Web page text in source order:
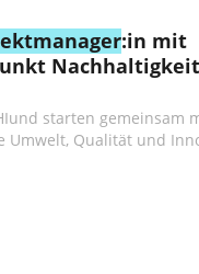
:in mit
starten gemeinsam
Umwelt, Qualität und